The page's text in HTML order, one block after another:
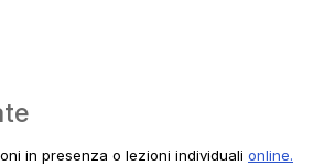
in presenza o lezioni individuali online.